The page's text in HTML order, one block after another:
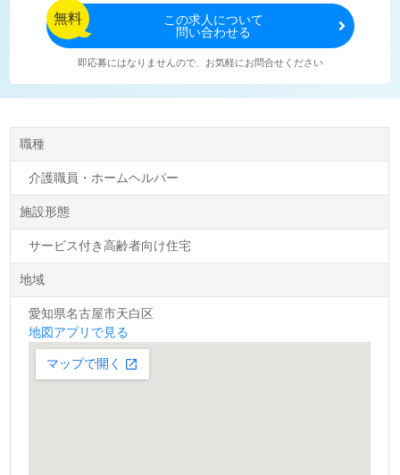
無料 この求人について
問い合わせる
即応募にはなりませんので、お気軽にお問合せください
職種
介護職員・ホームヘルパー
施設形態
サービス付き高齢者向け住宅
地域
愛知県名古屋市天白区
地図アプリで見る